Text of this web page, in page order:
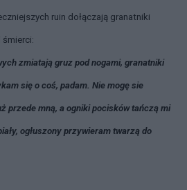
ruin dołączają granatniki
śmierci:
zmiatają gruz pod nogami, granatniki
się o coś, padam. Nie mogę sie
przede mną, a ogniki pocisków tańczą mi
ogłuszony przywieram twarzą do